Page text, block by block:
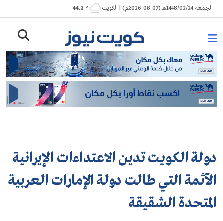
Skip
to
الجمعة 1448/02/24هـ (07-08-2026م) | الكويت ° 44.2
دولة الكويت تدين الاعتداءات الإيرانية
الآثمة التي طالت دولة الإمارات العربية
المتحدة الشقيقة